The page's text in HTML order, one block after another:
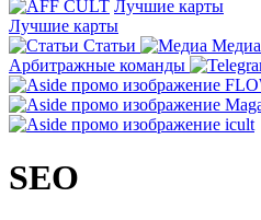
Лучшие карты
Лучшие карты
Статьи
Медиа
Арбитражные команды
SEO